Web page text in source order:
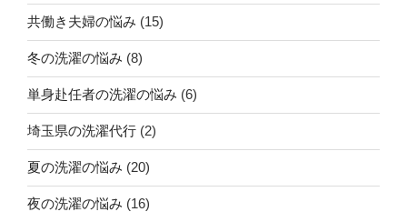
共働き夫婦の悩み (15)
冬の洗濯の悩み (8)
単身赴任者の洗濯の悩み (6)
埼玉県の洗濯代行 (2)
夏の洗濯の悩み (20)
夜の洗濯の悩み (16)